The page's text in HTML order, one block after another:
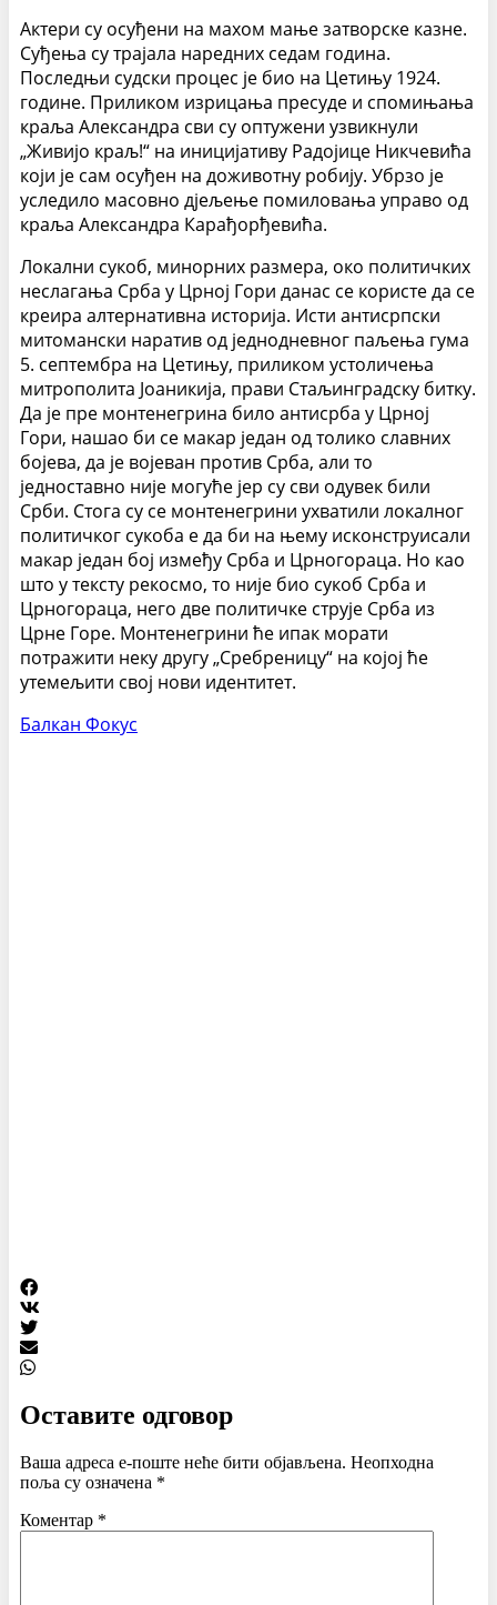
Актери су осуђени на махом мање затворске казне.
Суђења су трајала наредних седам година.
Последњи судски процес је био на Цетињу 1924.
године. Приликом изрицања пресуде и спомињања
краља Александра сви су оптужени узвикнули
„Живијо краљ!“ на иницијативу Радојице Никчевића
који је сам осуђен на доживотну робију. Убрзо је
уследило масовно дјељење помиловања управо од
краља Александра Карађорђевића.
Локални сукоб, минорних размера, око политичких
неслагања Срба у Црној Гори данас се користе да се
креира алтернативна историја. Исти антисрпски
митомански наратив од једнодневног паљења гума
5. септембра на Цетињу, приликом устоличења
митрополита Јоаникија, прави Стаљинградску битку.
Да је пре монтенегрина било антисрба у Црној
Гори, нашао би се макар један од толико славних
бојева, да је војеван против Срба, али то
једноставно није могуће јер су сви одувек били
Срби. Стога су се монтенегрини ухватили локалног
политичког сукоба е да би на њему исконструисали
макар један бој између Срба и Црногораца. Но као
што у тексту рекосмо, то није био сукоб Срба и
Црногораца, него две политичке струје Срба из
Црне Горе. Монтенегрини ће ипак морати
потражити неку другу „Сребреницу“ на којој ће
утемељити свој нови идентитет.
Балкан Фокус
Оставите одговор
Ваша адреса е-поште неће бити објављена. Неопходна
поља су означена *
Коментар *